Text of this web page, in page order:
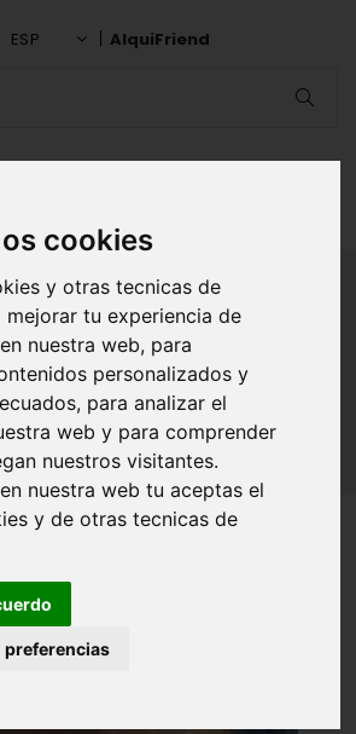
cookies
y otras tecnicas de
mejorar tu experiencia de
nuestra web, para
personalizados y
para analizar el
web y para comprender
nuestros visitantes.
nuestra web tu aceptas el
y de otras tecnicas de
preferencias
ESP AlquiFriend
AMIGO
Pontevedra Dennys Clyne